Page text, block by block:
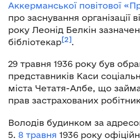
Аккерманської повітової
про заснування організації
року Леонід Белкін
бібліотекар[2].
29 травня 1936 року був
представників Каси
міста Четатя-Албе, що
прав застрахованих
Володів будинком за
5. 8 травня 1936 року